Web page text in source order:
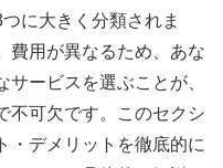
に大きく分類されま
費用が異なるため、あな
ービスを選ぶことが、
不可欠です。このセクシ
・デメリットを徹底的に